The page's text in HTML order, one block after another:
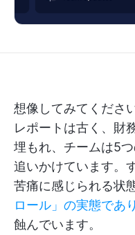
想像してみてくださ
レポートは古く、財
埋もれ、チームは5
追いかけています。
苦痛に感じられる状
ロール」の実態であり
蝕んでいます。